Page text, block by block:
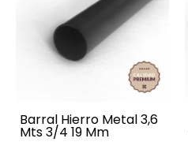
Barral Hierro Metal 3,6
Mts 3/4 19 Mm